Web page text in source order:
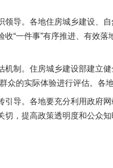
。各地住房城乡建设、自
收“一件事”有序推进、有效
。住房城乡建设部建立健
众的实际体验进行评估。各
导。各地要充分利用政府网
切，提高政策透明度和公众知
关键词